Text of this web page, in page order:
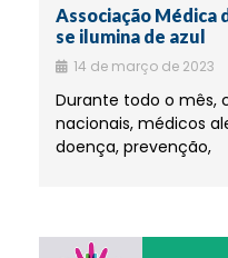
Associação Médica
se ilumina de azul
14 de março de 2023
Durante todo o mês,
nacionais, médicos
doença, prevenção,